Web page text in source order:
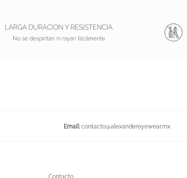
Email: contacto@alexandereyewear.mx
Contacto